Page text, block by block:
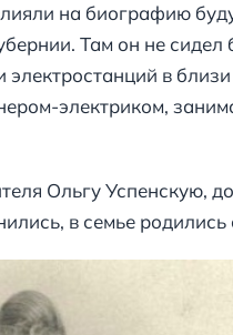
на биографию
Там он не
электростанций в
электриком,
Ольгу Успенскую,
в семье